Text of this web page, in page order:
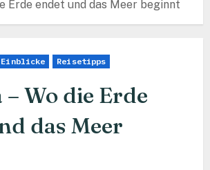
Erde endet und das Meer beginnt
Einblicke Reisetipps
Wo die Erde
das Meer